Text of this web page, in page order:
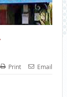
Print
Email